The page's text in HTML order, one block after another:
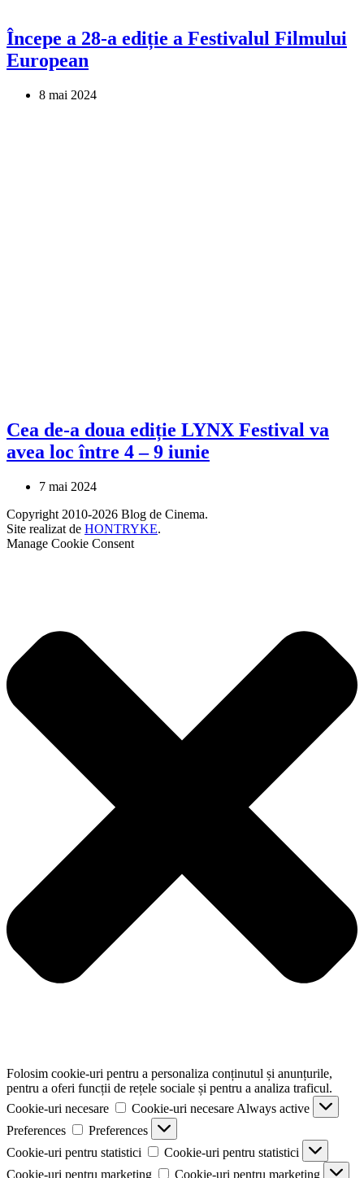
Începe a 28-a ediție a Festivalul Filmului
European
8 mai 2024
Cea de-a doua ediție LYNX Festival va
avea loc între 4 – 9 iunie
7 mai 2024
Copyright 2010-2026 Blog de Cinema.
Site realizat de HONTRYKE.
Manage Cookie Consent
Folosim cookie-uri pentru a personaliza conținutul și anunțurile,
pentru a oferi funcții de rețele sociale și pentru a analiza traficul.
Cookie-uri necesare
Cookie-uri necesare Always active
Preferences
Preferences
Cookie-uri pentru statistici
Cookie-uri pentru statistici
Cookie-uri pentru marketing
Cookie-uri pentru marketing